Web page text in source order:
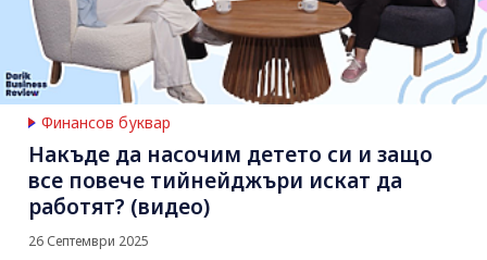
Финансов буквар
Накъде да насочим детето си и защо
все повече тийнейджъри искат да
работят? (видео)
26 Септември 2025